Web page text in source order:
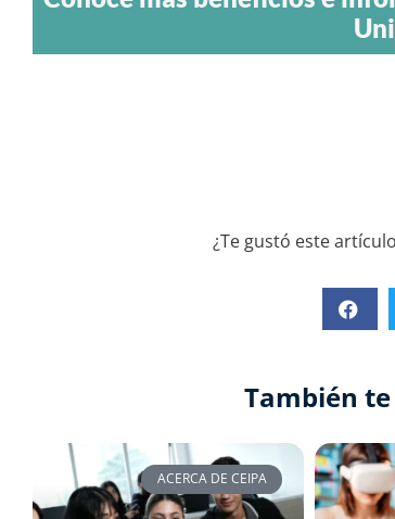
¿Te gustó este
También
ACERCA DE CEIPA